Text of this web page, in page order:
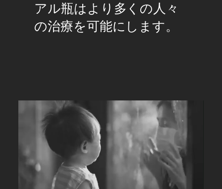
アル瓶はより多くの人々
の治療を可能にします。